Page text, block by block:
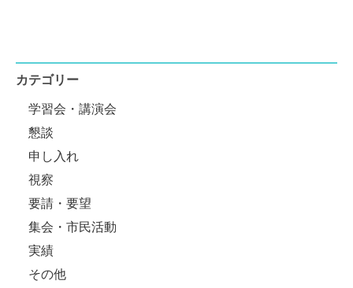
カテゴリー
学習会・講演会
懇談
申し入れ
視察
要請・要望
集会・市民活動
実績
その他